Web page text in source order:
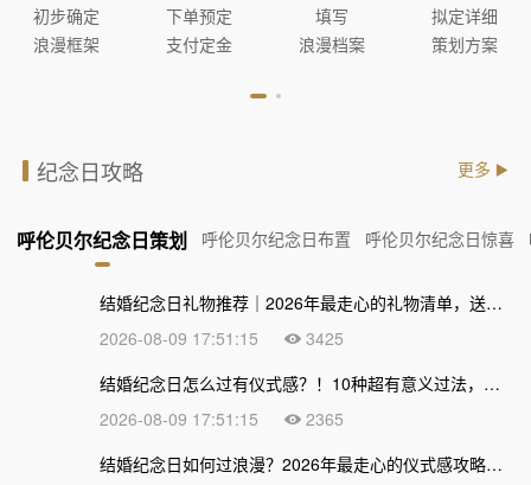
初步确定
浪漫框架
下单预定
支付定金
填写
浪漫档案
拟定详细
策划方案
纪念日攻略 更多
呼伦贝尔纪念日策划 呼伦贝尔纪念日布置 呼伦贝尔纪念日惊喜
结婚纪念日礼物推荐｜2026年最走心的礼物清单，送到心坎上才不算白过！
2026-08-09 17:51:15
3425
结婚纪念日怎么过有仪式感？！10种超有意义过法，让爱情越久越甜
2026-08-09 17:51:15
2365
结婚纪念日如何过浪漫？2026年最走心的仪式感攻略，让爱情越久越甜